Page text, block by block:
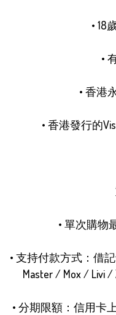
• 18
•
• 香港
• 香港發行的
• 單次購物
• 支持付款方式：借
Master / Mox / Livi /
• 分期限額：信用卡